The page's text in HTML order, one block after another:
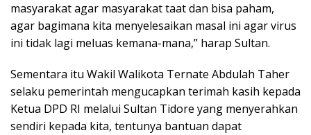
masyarakat agar masyarakat taat dan bisa paham,
agar bagimana kita menyelesaikan masal ini agar virus
ini tidak lagi meluas kemana-mana,” harap Sultan.
Sementara itu Wakil Walikota Ternate Abdulah Taher
selaku pemerintah mengucapkan terimah kasih kepada
Ketua DPD RI melalui Sultan Tidore yang menyerahkan
sendiri kepada kita, tentunya bantuan dapat